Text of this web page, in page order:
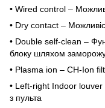
• Wired control –
• Dry contact –
• Double self-clean –
блоку шляхом
• Plasma ion – CH-Ion
• Left-right Indoor louver
з пульта